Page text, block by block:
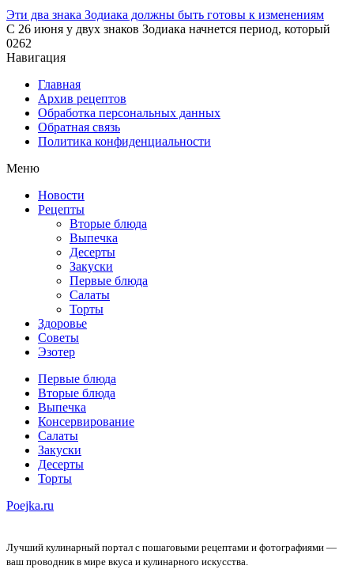
Эти два знака Зодиака должны быть готовы к изменениям
С 26 июня у двух знаков Зодиака начнется период, который
0262
Навигация
Главная
Архив рецептов
Обработка персональных данных
Обратная связь
Политика конфиденциальности
Меню
Новости
Рецепты
Вторые блюда
Выпечка
Десерты
Закуски
Первые блюда
Салаты
Торты
Здоровье
Советы
Эзотер
Первые блюда
Вторые блюда
Выпечка
Консервирование
Салаты
Закуски
Десерты
Торты
Poejka.ru
Лучший кулинарный портал с пошаговыми рецептами и фотографиями —
ваш проводник в мире вкуса и кулинарного искусства.